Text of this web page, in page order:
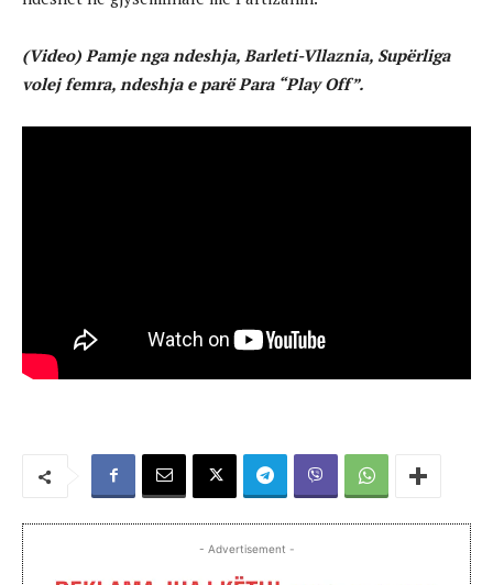
(Video) Pamje nga ndeshja, Barleti-Vllaznia, Supërliga
volej femra, ndeshja e parë Para “Play Off”.
- Advertisement -